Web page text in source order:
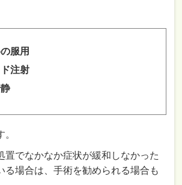
服用
注射
置でなかなか症状が緩和しなかった
る場合は、手術を勧められる場合も